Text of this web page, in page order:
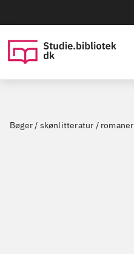
Bøger / skønlitteratur / romaner